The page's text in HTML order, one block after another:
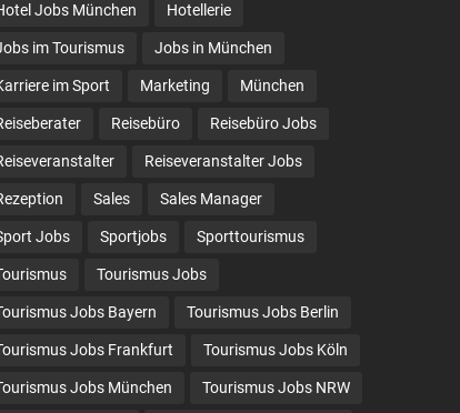
Jobs München Hotellerie
im Tourismus Jobs in München
im Sport Marketing München
Reisebüro Reisebüro Jobs
Reiseveranstalter Jobs
Sales Sales Manager
Jobs Sportjobs Sporttourismus
Tourismus Jobs
Jobs Bayern Tourismus Jobs Berlin
Jobs Frankfurt Tourismus Jobs Köln
Jobs München Tourismus Jobs NRW